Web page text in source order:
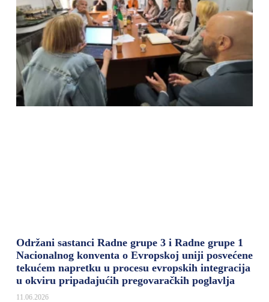
Održani sastanci Radne grupe 3 i Radne grupe 1
Nacionalnog konventa o Evropskoj uniji posvećene
tekućem napretku u procesu evropskih integracija
u okviru pripadajućih pregovaračkih poglavlja
11.06.2026